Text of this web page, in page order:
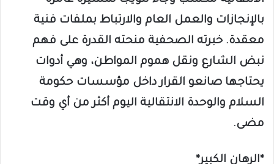
بالإنجازات والعمل العام والارتباط بملفات فنية
معقدة. خبرته الصحفية منحته القدرة على فهم
نبض الشارع ونقل هموم المواطن، وهي أدوات
يحتاجها صانعو القرار داخل مؤسسات حكومة
السلام والوحدة الانتقالية اليوم أكثر من أي وقت
مضى.
*الرهان الكبير*